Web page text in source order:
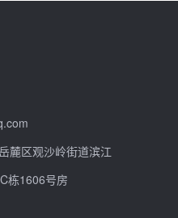
麓区观沙岭街道滨江
栋1606号房